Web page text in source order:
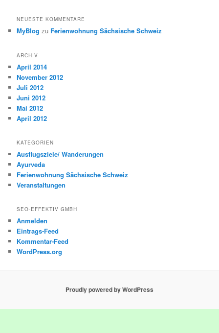
NEUESTE KOMMENTARE
MyBlog zu Ferienwohnung Sächsische Schweiz
ARCHIV
April 2014
November 2012
Juli 2012
Juni 2012
Mai 2012
April 2012
KATEGORIEN
Ausflugsziele/ Wanderungen
Ayurveda
Ferienwohnung Sächsische Schweiz
Veranstaltungen
SEO-EFFEKTIV GMBH
Anmelden
Eintrags-Feed
Kommentar-Feed
WordPress.org
Proudly powered by WordPress